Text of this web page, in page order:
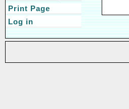
Print Page
Log in